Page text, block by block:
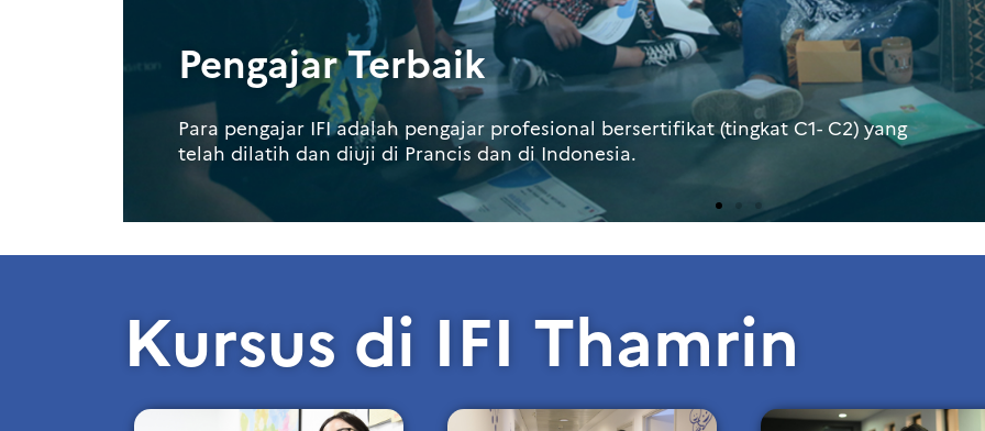
Pengajar Terbaik
Para pengajar IFI adalah pengajar profesional bersertifikat (tingkat C1- C2) yang
telah dilatih dan diuji di Prancis dan di Indonesia.
Kursus di IFI Thamrin